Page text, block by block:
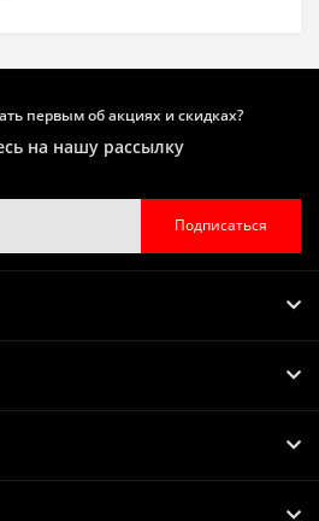
первым об акциях и скидках?
на нашу рассылку
Подписаться